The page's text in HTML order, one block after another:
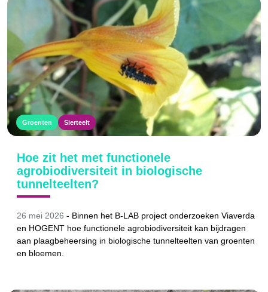
Groenten Sierteelt
Hoe zit het met functionele
agrobiodiversiteit in biologische
tunnelteelten?
26 mei 2026 - Binnen het B-LAB project onderzoeken Viaverda
en HOGENT hoe functionele agrobiodiversiteit kan bijdragen
aan plaagbeheersing in biologische tunnelteelten van groenten
en bloemen.